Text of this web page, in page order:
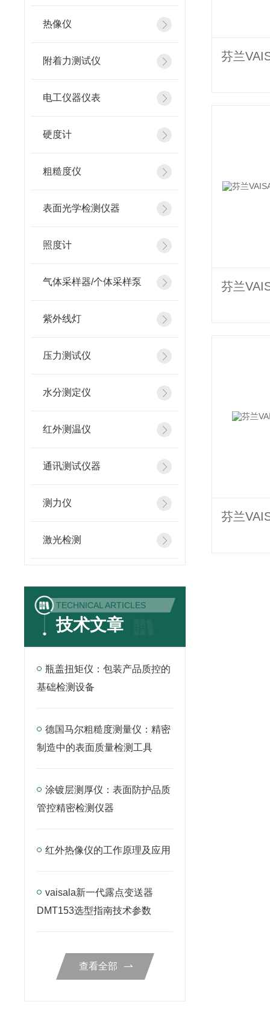
热像仪
附着力测试仪
电工仪器仪表
硬度计
粗糙度仪
表面光学检测仪器
照度计
气体采样器/个体采样泵
紫外线灯
压力测试仪
水分测定仪
红外测温仪
通讯测试仪器
测力仪
激光检测
TECHNICAL ARTICLES
技术文章
瓶盖扭矩仪：包装产品质控的
基础检测设备
德国马尔粗糙度测量仪：精密
制造中的表面质量检测工具
涂镀层测厚仪：表面防护品质
管控精密检测仪器
红外热像仪的工作原理及应用
vaisala新一代露点变送器
DMT153选型指南技术参数
查看全部